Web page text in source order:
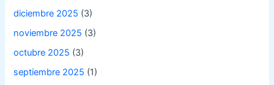
diciembre 2025 (3)
noviembre 2025 (3)
octubre 2025 (3)
septiembre 2025 (1)